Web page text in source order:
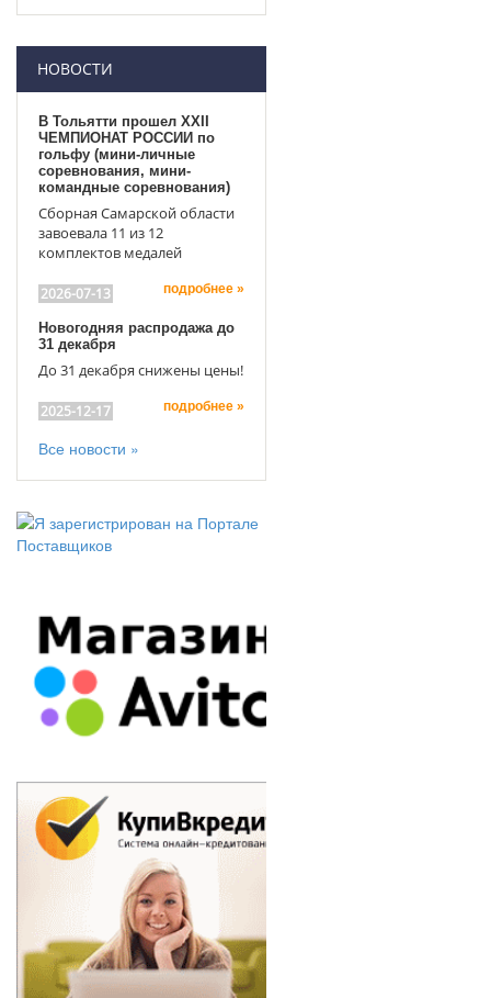
НОВОСТИ
В Тольятти прошел XXII
ЧЕМПИОНАТ РОССИИ по
гольфу (мини-личные
соревнования, мини-
командные соревнования)
Сборная Самарской области
завоевала 11 из 12
комплектов медалей
2026-07-13 подробнее »
Новогодняя распродажа до
31 декабря
До 31 декабря снижены цены!
2025-12-17 подробнее »
Все новости »